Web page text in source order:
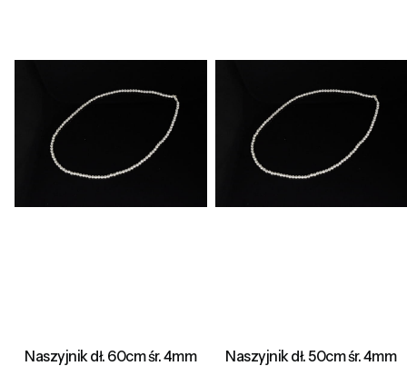
Naszyjnik dł. 60cm śr. 4mm Naszyjnik dł. 50cm śr. 4mm